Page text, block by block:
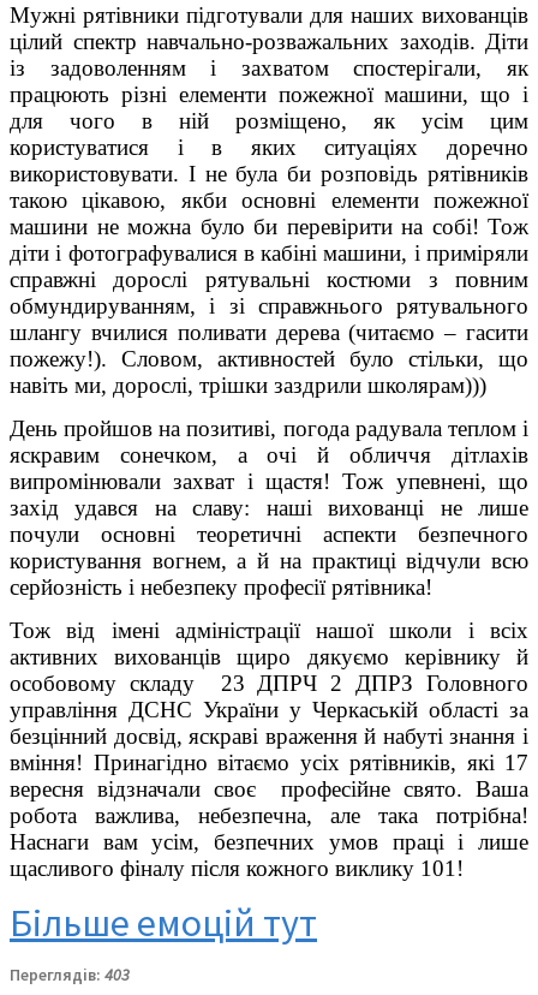
Мужні рятівники підготували для наших вихованців
цілий спектр навчально-розважальних заходів. Діти
із задоволенням і захватом спостерігали, як
працюють різні елементи пожежної машини, що і
для чого в ній розміщено, як усім цим
користуватися і в яких ситуаціях доречно
використовувати. І не була би розповідь рятівників
такою цікавою, якби основні елементи пожежної
машини не можна було би перевірити на собі! Тож
діти і фотографувалися в кабіні машини, і приміряли
справжні дорослі рятувальні костюми з повним
обмундируванням, і зі справжнього рятувального
шлангу вчилися поливати дерева (читаємо – гасити
пожежу!). Словом, активностей було стільки, що
навіть ми, дорослі, трішки заздрили школярам)))
День пройшов на позитиві, погода радувала теплом і
яскравим сонечком, а очі й обличчя дітлахів
випромінювали захват і щастя! Тож упевнені, що
захід удався на славу: наші вихованці не лише
почули основні теоретичні аспекти безпечного
користування вогнем, а й на практиці відчули всю
серйозність і небезпеку професії рятівника!
Тож від імені адміністрації нашої школи і всіх
активних вихованців щиро дякуємо керівнику й
особовому складу 23 ДПРЧ 2 ДПРЗ Головного
управління ДСНС України у Черкаській області за
безцінний досвід, яскраві враження й набуті знання і
вміння! Принагідно вітаємо усіх рятівників, які 17
вересня відзначали своє професійне свято. Ваша
робота важлива, небезпечна, але така потрібна!
Наснаги вам усім, безпечних умов праці і лише
щасливого фіналу після кожного виклику 101!
Більше емоцій тут
Переглядів: 403